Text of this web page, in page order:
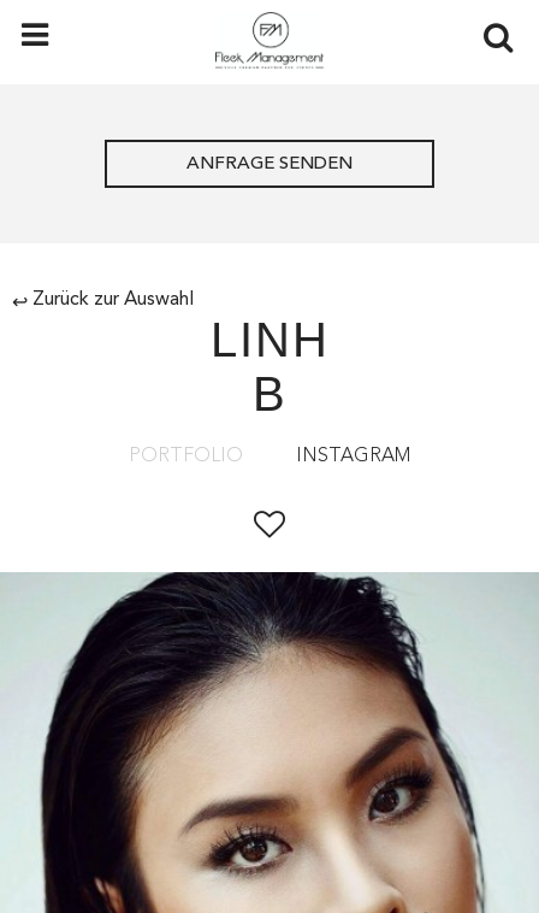
ANFRAGE SENDEN
↩ Zurück zur Auswahl
LINH
B
PORTFOLIO INSTAGRAM